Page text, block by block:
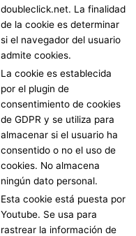
doubleclick.net. La finalidad
de la cookie es determinar
si el navegador del usuario
admite cookies.
La cookie es establecida
por el plugin de
consentimiento de cookies
de GDPR y se utiliza para
almacenar si el usuario ha
consentido o no el uso de
cookies. No almacena
ningún dato personal.
Esta cookie está puesta por
Youtube. Se usa para
rastrear la información de